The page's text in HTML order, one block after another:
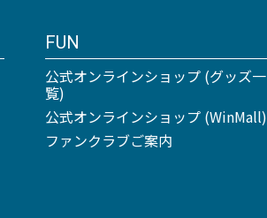
FUN
公式オンラインショップ (グッズ一
覧)
公式オンラインショップ (WinMall)
ファンクラブご案内